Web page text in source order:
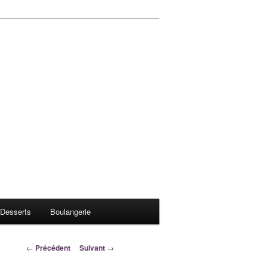
Desserts Boulangerie
Navigation
← Précédent Suivant →